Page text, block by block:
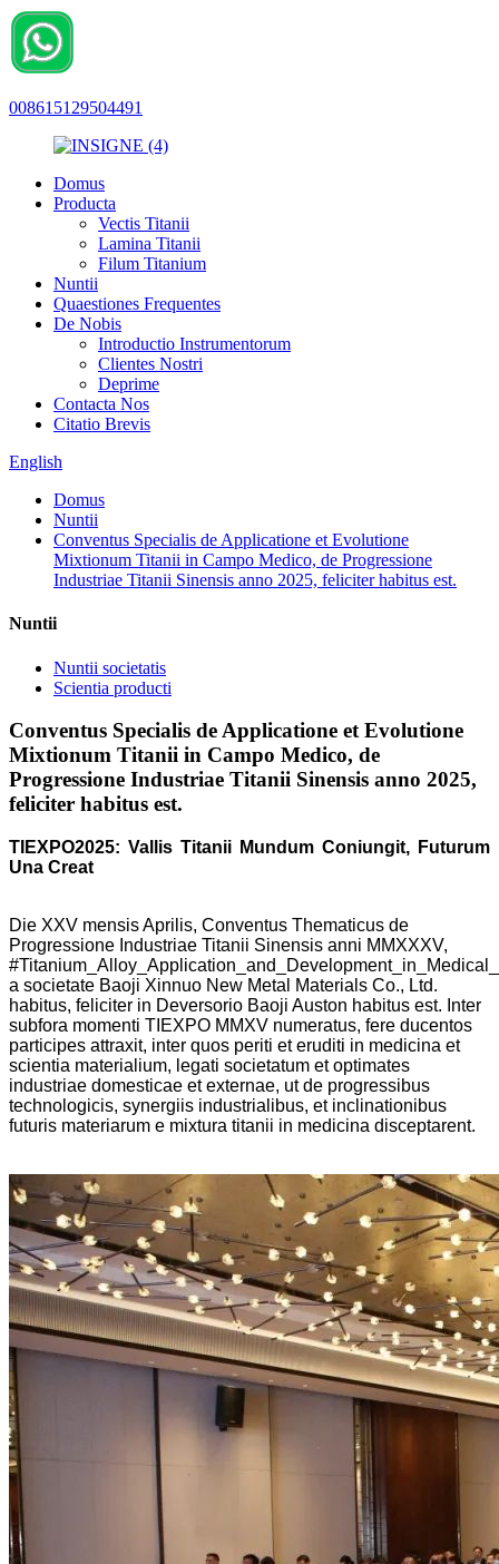
008615129504491
Domus
Producta
Vectis Titanii
Lamina Titanii
Filum Titanium
Nuntii
Quaestiones Frequentes
De Nobis
Introductio Instrumentorum
Clientes Nostri
Deprime
Contacta Nos
Citatio Brevis
English
Domus
Nuntii
Conventus Specialis de Applicatione et Evolutione
Mixtionum Titanii in Campo Medico, de Progressione
Industriae Titanii Sinensis anno 2025, feliciter habitus est.
Nuntii
Nuntii societatis
Scientia producti
Conventus Specialis de Applicatione et Evolutione
Mixtionum Titanii in Campo Medico, de
Progressione Industriae Titanii Sinensis anno 2025,
feliciter habitus est.
TIEXPO2025: Vallis Titanii Mundum Coniungit, Futurum
Una Creat
Die XXV mensis Aprilis, Conventus Thematicus de
Progressione Industriae Titanii Sinensis anni MMXXXV,
a societate Baoji Xinnuo New Metal Materials Co., Ltd.
habitus, feliciter in Deversorio Baoji Auston habitus est. Inter
subfora momenti TIEXPO MMXV numeratus, fere ducentos
participes attraxit, inter quos periti et eruditi in medicina et
scientia materialium, legati societatum et optimates
industriae domesticae et externae, ut de progressibus
technologicis, synergiis industrialibus, et inclinationibus
futuris materiarum e mixtura titanii in medicina disceptarent.